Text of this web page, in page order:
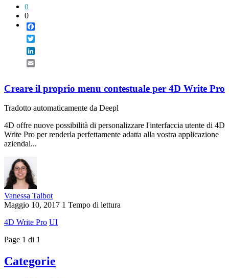
0
0
Creare il proprio menu contestuale per 4D Write Pro
Tradotto automaticamente da Deepl
4D offre nuove possibilità di personalizzare l'interfaccia utente di 4D
Write Pro per renderla perfettamente adatta alla vostra applicazione
aziendal...
Vanessa Talbot
Maggio 10, 2017 1 Tempo di lettura
4D Write Pro UI
Page 1 di 1
Categorie